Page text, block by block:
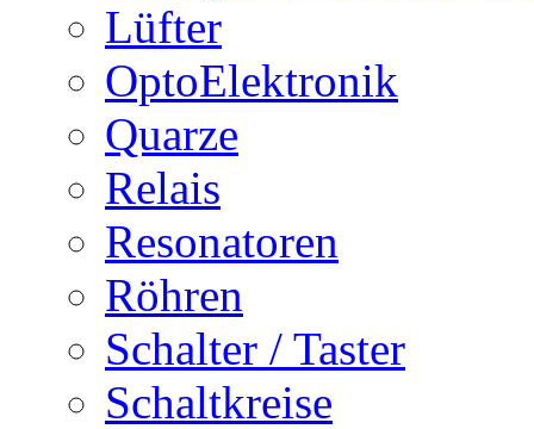
Lüfter
OptoElektronik
Quarze
Relais
Resonatoren
Röhren
Schalter / Taster
Schaltkreise